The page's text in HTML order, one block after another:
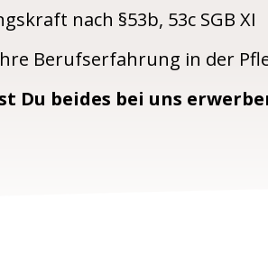
nach §53b, 53c SGB XI
Berufserfahrung in der
Du beides bei uns